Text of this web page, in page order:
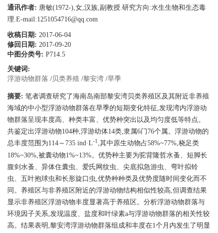
通讯作者: 唐敏(1972-),女,汉族,副教授.研究方向:水生生物和生态毒
理.E-mail:1251054716@qq.com
收稿日期: 2017-06-04
修回日期: 2017-09-20
中图分类号: P714.5
关键词:
浮游动物群落 /贝类养殖 /黎安湾 /旱季
摘要: 笔者调查研究了海南岛南部黎安湾贝类养殖区及其附近非养殖
海域的中小型浮游动物群落在旱季的短期变化特征,发现湾内浮游动
物群落呈现丰度高、种类丰富、优势种突出以及均匀度低等特点。
共鉴定出浮游动物104种,浮游幼体14类,隶属6门76个属。浮游动物的
总丰度范围为114～735 ind·L-1 ,其中原生动物占58%~77%,桡足类
18%~30%,被囊动物1%~13%。优势种主要为驼背隆哲水蚤、短脚长
腹剑水蚤、异体住囊虫、爱氏网纹虫、尖底拟急游虫、弯叶拟铃
虫、五叶抱球虫和长形旋口虫,优势种种类及优势度随时间变化而不
同。养殖区与非养殖区附近的浮游动物结构相似性较高,但调查结果
显示非养殖区浮游动物丰度显著高于养殖区。分析浮游动物群落与
环境因子关系,发现温度、盐度和叶绿素a与浮游动物群落的相关性较
高。结果表明,黎安湾浮游动物群落组成和丰度在1个月内发生了明显